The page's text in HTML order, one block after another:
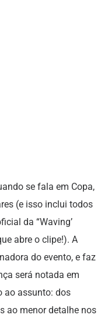
se fala em Copa,
(e isso inclui todos
da “Waving’
abre o clipe!). A
do evento, e faz
será notada em
ao assunto: dos
ao menor detalhe nos